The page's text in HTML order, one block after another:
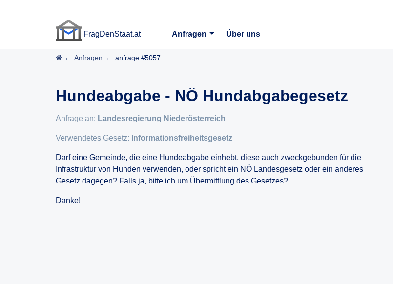
FragDenStaat.at
Anfragen
Über uns
Startseite
Anfragen anfrage #5057
Hundeabgabe - NÖ Hundabgabegesetz
Anfrage an: Landesregierung Niederösterreich
Verwendetes Gesetz: Informationsfreiheitsgesetz
Darf eine Gemeinde, die eine Hundeabgabe einhebt, diese auch zweckgebunden für die
Infrastruktur von Hunden verwenden, oder spricht ein NÖ Landesgesetz oder ein anderes
Gesetz dagegen? Falls ja, bitte ich um Übermittlung des Gesetzes?
Danke!